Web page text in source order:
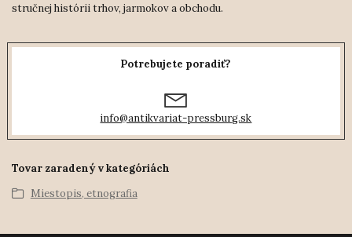
stručnej histórii trhov, jarmokov a obchodu.
Potrebujete poradiť?
info@antikvariat-pressburg.sk
Tovar zaradený v kategóriách
Miestopis, etnografia